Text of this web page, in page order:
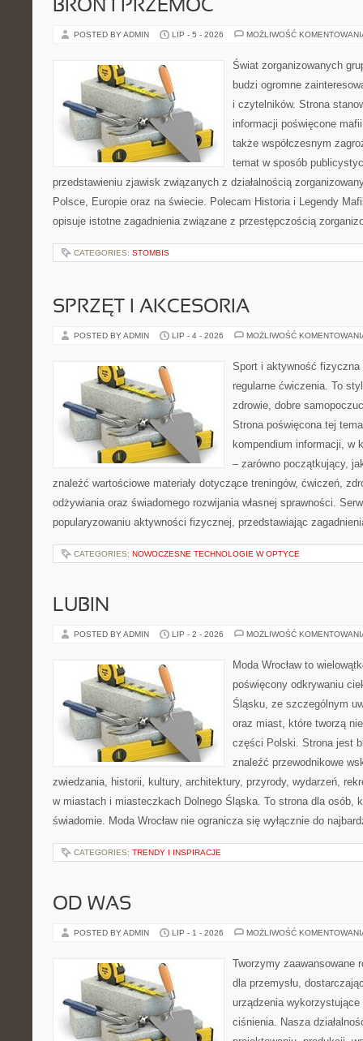
BROŃ I PRZEMOC
POSTED BY ADMIN LIP - 5 - 2026 MOŻLIWOŚĆ
Świat zorganizowanych
budzi ogromne
i czytelników. Strona
informacji poświęcone
także współczesnym
temat w sposób
przedstawieniu zjawisk związanych z działalnością
Polsce, Europie oraz na świecie. Polecam Historia i Legendy
opisuje istotne zagadnienia związane z przestępczością
CATEGORIES: STOMBIS
SPRZĘT I AKCESORIA
POSTED BY ADMIN LIP - 4 - 2026 MOŻLIWOŚĆ
Sport i aktywność
regularne ćwiczenia. To
zdrowie, dobre
Strona poświęcona tej
kompendium informacji, w
– zarówno początkujący,
znaleźć wartościowe materiały dotyczące treningów, ćwiczeń,
odżywiania oraz świadomego rozwijania własnej sprawności.
popularyzowaniu aktywności fizycznej, przedstawiając
CATEGORIES: NOWOCZESNE TECHNOLOGIE W OPTYCE
LUBIN
POSTED BY ADMIN LIP - 2 - 2026 MOŻLIWOŚĆ
Moda Wrocław to
poświęcony odkrywaniu
Śląsku, ze szczególnym
oraz miast, które tworzą
części Polski. Strona jest
znaleźć przewodnikowe
zwiedzania, historii, kultury, architektury, przyrody, wydarzeń,
w miastach i miasteczkach Dolnego Śląska. To strona dla osób,
świadomie. Moda Wrocław nie ogranicza się wyłącznie do
CATEGORIES: TRENDY I INSPIRACJE
OD WAS
POSTED BY ADMIN LIP - 1 - 2026 MOŻLIWOŚĆ
Tworzymy zaawansowane
dla przemysłu,
urządzenia
ciśnienia. Nasza